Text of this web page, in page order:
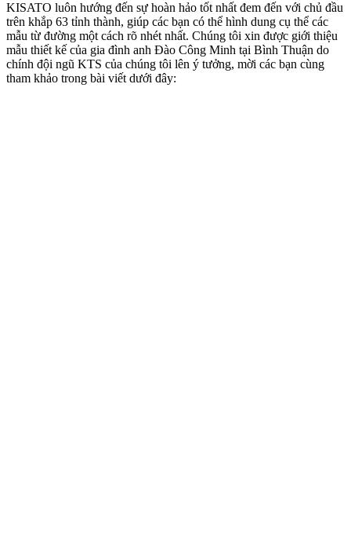
KISATO luôn hướng đến sự hoàn hảo tốt nhất đem đến với chủ đầu
trên khắp 63 tỉnh thành, giúp các bạn có thể hình dung cụ thể các
mẫu từ đường một cách rõ nhét nhất. Chúng tôi xin được giới thiệu
mẫu thiết kế của gia đình anh Đào Công Minh tại Bình Thuận do
chính đội ngũ KTS của chúng tôi lên ý tưởng, mời các bạn cùng
tham khảo trong bài viết dưới đây: